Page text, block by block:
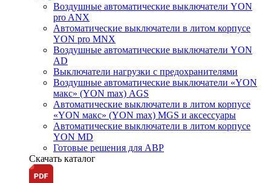
Воздушные автоматические выключатели YON
pro ANX
Автоматические выключатели в литом корпусе
YON pro MNX
Воздушные автоматические выключатели YON
AD
Выключатели нагрузки с предохранителями
Воздушные автоматические выключатели «YON
макс» (YON max) AGS
Автоматические выключатели в литом корпусе
«YON макс» (YON max) MGS и аксессуары
Автоматические выключатели в литом корпусе
YON MD
Готовые решения для АВР
Скачать каталог